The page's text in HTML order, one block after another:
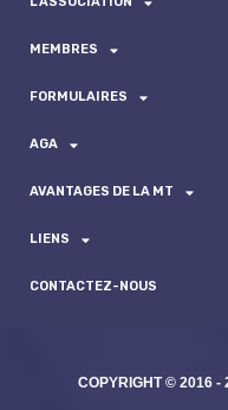
MEMBRES
FORMULAIRES
AGA
AVANTAGES DE LA MT
LIENS
CONTACTEZ-NOUS
COPYRIGHT © 2016 -